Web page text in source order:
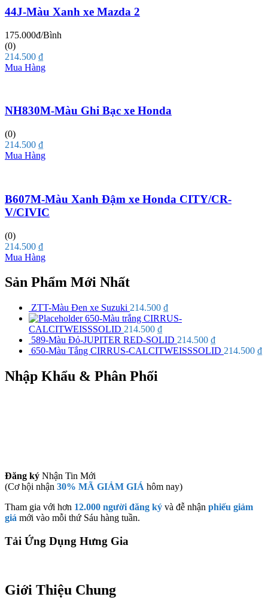
44J-Màu Xanh xe Mazda 2
175.000đ/Bình
(0)
214.500 ₫
Mua Hàng
NH830M-Màu Ghi Bạc xe Honda
(0)
214.500 ₫
Mua Hàng
B607M-Màu Xanh Đậm xe Honda CITY/CR-
V/CIVIC
(0)
214.500 ₫
Mua Hàng
Sản Phẩm Mới Nhất
ZTT-Màu Đen xe Suzuki 214.500 ₫
650-Màu trắng CIRRUS-
CALCITWEISSSOLID 214.500 ₫
589-Màu Đỏ-JUPITER RED-SOLID 214.500 ₫
650-Màu Tắng CIRRUS-CALCITWEISSSOLID 214.500 ₫
Nhập Khẩu & Phân Phối
Đăng ký Nhận Tin Mới
(Cơ hội nhận 30% MÃ GIẢM GIÁ hôm nay)
Tham gia với hơn 12.000 người đăng ký và đễ nhận phiếu giảm
giá mới vào mỗi thứ Sáu hàng tuần.
Tải Ứng Dụng Hưng Gia
Giới Thiệu Chung